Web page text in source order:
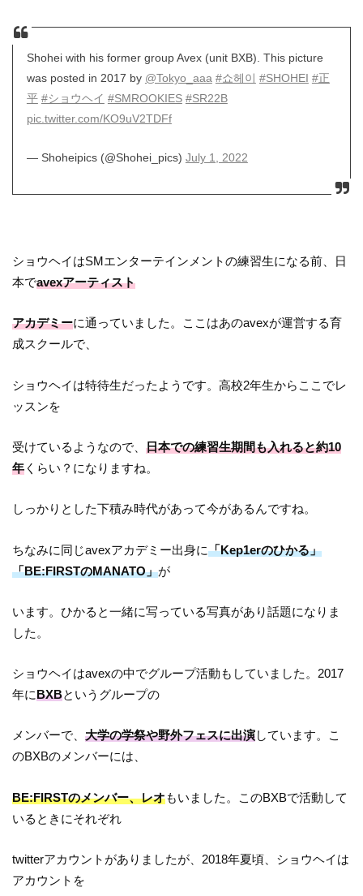
Shohei with his former group Avex (unit BXB). This picture
was posted in 2017 by @Tokyo_aaa #쇼헤이 #SHOHEI #正
平 #ショウヘイ #SMROOKIES #SR22B
pic.twitter.com/KO9uV2TDFf
— Shoheipics (@Shohei_pics) July 1, 2022
ショウヘイはSMエンターテインメントの練習生になる前、日
本でavexアーティスト
アカデミーに通っていました。ここはあのavexが運営する育
成スクールで、
ショウヘイは特待生だったようです。高校2年生からここでレ
ッスンを
受けているようなので、日本での練習生期間も入れると約10
年 くらい？になりますね。
しっかりとした下積み時代があって今があるんですね。
ちなみに同じavexアカデミー出身に「Kep1erのひかる」
「BE:FIRSTのMANATO」が
います。ひかると一緒に写っている写真があり話題になりま
した。
ショウヘイはavexの中でグループ活動もしていました。2017
年にBXBというグループの
メンバーで、大学の学祭や野外フェスに出演しています。こ
のBXBのメンバーには、
BE:FIRSTのメンバー、レオもいました。このBXBで活動して
いるときにそれぞれ
twitterアカウントがありましたが、2018年夏頃、ショウヘイは
アカウントを